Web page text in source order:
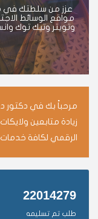
عزز من سلطتك في
مواقع الوسائط
وتويتر وتيك توك
مرحباً بك في دكتور
زيادة متابعين
الرقمي لكافة خدمات
22014279
طلب تم تسليمه